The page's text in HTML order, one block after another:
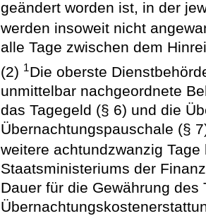
geändert worden ist, in der
werden insoweit nicht
alle Tage zwischen dem
(2) 1Die oberste
unmittelbar nachgeordnete
das Tagegeld (§ 6) und die
Übernachtungspauschale (§
weitere achtundzwanzig
Staatsministeriums der
Dauer für die Gewährung des